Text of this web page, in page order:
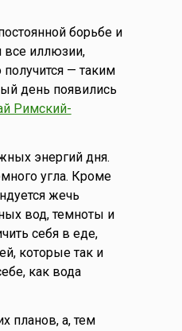
борьбе и
все иллюзии,
— таким
день появились
Римский-
энергий дня.
угла. Кроме
жечь
вод, темноты и
себя в еде,
которые так и
как вода
планов, а, тем